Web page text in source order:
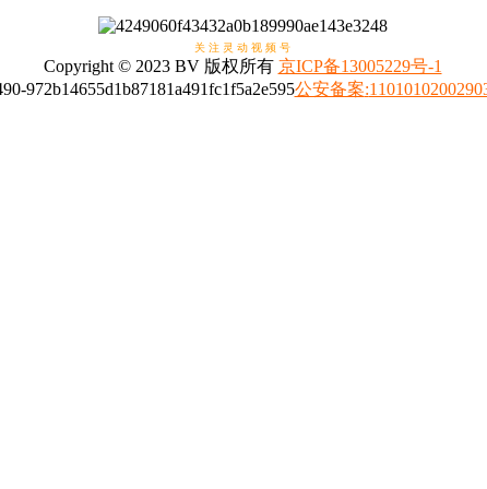
关 注 灵 动 视 频 号
Copyright © 2023 BV 版权所有 京ICP备13005229号-1
公安备案: